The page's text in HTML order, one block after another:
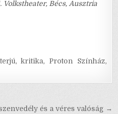
Volkstheater, Bécs, Ausztria
,kritika, Proton Színház,
és a véres valóság →